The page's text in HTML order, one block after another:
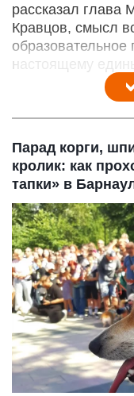
рассказал глава
Кравцов, смысл
образовательное
настоящему
Парад корги,
кролик: как
тапки» в